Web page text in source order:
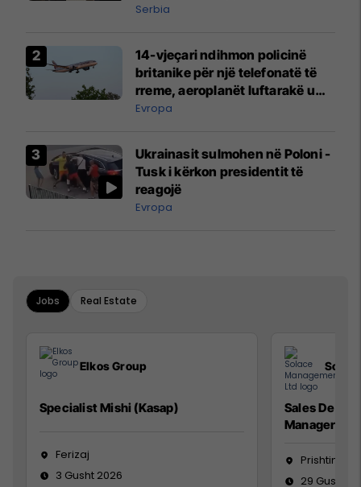
Serbia
14-vjeçari ndihmon policinë
britanike për një telefonatë të
rreme, aeroplanët luftarakë u
ngritën në ajër për të
Mançesterit
Evropa
Ukrainasit sulmohen në Poloni -
Tusk i kërkon presidentit të
reagojë
Evropa
Jobs Real Estate
Elkos Group
Specialist Mishi (Kasap)
Ferizaj
3 Gusht 2026
Sales
Manager
Prishtinë
29 Gusht